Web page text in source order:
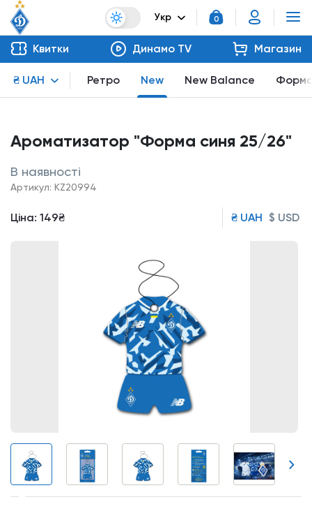
Укр 0
Квитки Динамо TV Магазин
Ретро New New Balance
₴ UAH
Ароматизатор "Форма синя 25/26"
В наявності
Артикул: KZ20994
Ціна: 149₴ ₴ UAH $ USD